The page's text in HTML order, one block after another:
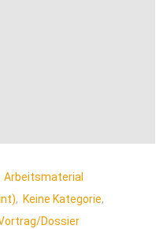
Arbeitsmaterial
, Keine Kategorie,
Dossier